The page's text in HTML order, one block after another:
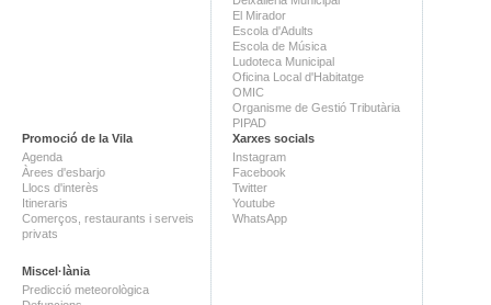
El Mirador
Escola d'Adults
Escola de Música
Ludoteca Municipal
Oficina Local d'Habitatge
OMIC
Organisme de Gestió Tributària
PIPAD
Promoció de la Vila
Agenda
Àrees d'esbarjo
Llocs d'interès
Itineraris
Comerços, restaurants i serveis
privats
Miscel·lània
Predicció meteorològica
Xarxes socials
Instagram
Facebook
Twitter
Youtube
WhatsApp